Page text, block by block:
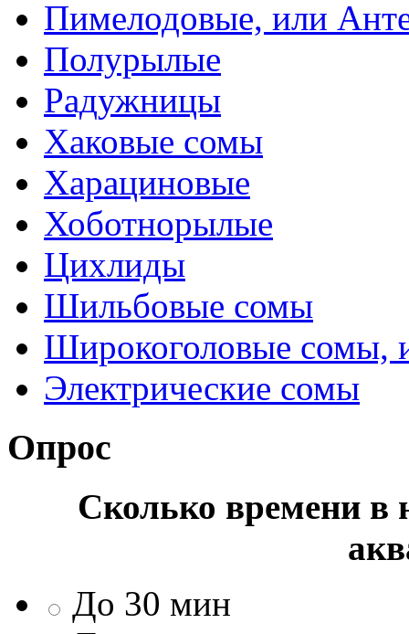
Пимелодовые, или
Полурылые
Радужницы
Хаковые сомы
Харациновые
Хоботнорылые
Цихлиды
Шильбовые сомы
Широкоголовые сомы,
Электрические сомы
Опрос
Сколько времени в
До 30 мин